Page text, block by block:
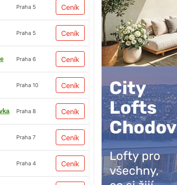
Praha 5 Ceník
Praha 5 Ceník
Praha 6 Ceník
Praha 10 Ceník
Praha 8 Ceník
Praha 7 Ceník
Praha 4 Ceník